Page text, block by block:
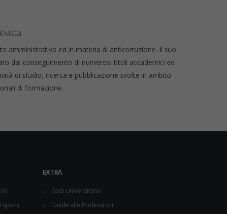
amministrativo ed in materia di anticorruzione. Il suo
dal conseguimento di numerosi titoli accademici ed
di studio, ricerca e pubblicazione svolte in ambito
di formazione.
EXTRA
Sedi Universitarie
Guide alle Professioni